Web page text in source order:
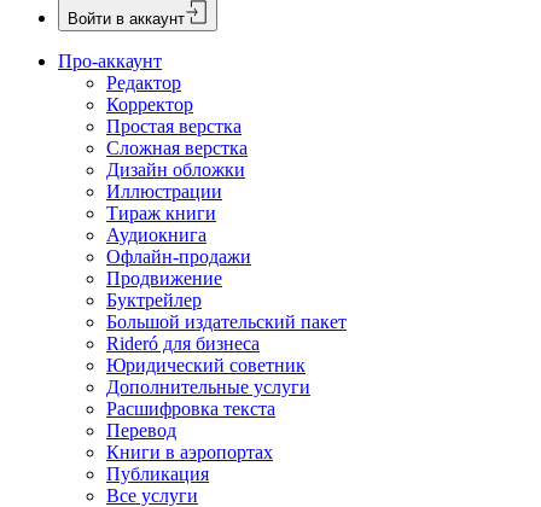
Войти в аккаунт
Про-аккаунт
Редактор
Корректор
Простая верстка
Сложная верстка
Дизайн обложки
Иллюстрации
Тираж книги
Аудиокнига
Офлайн-продажи
Продвижение
Буктрейлер
Большой издательский пакет
Rideró для бизнеса
Юридический советник
Дополнительные услуги
Расшифровка текста
Перевод
Книги в аэропортах
Публикация
Все услуги